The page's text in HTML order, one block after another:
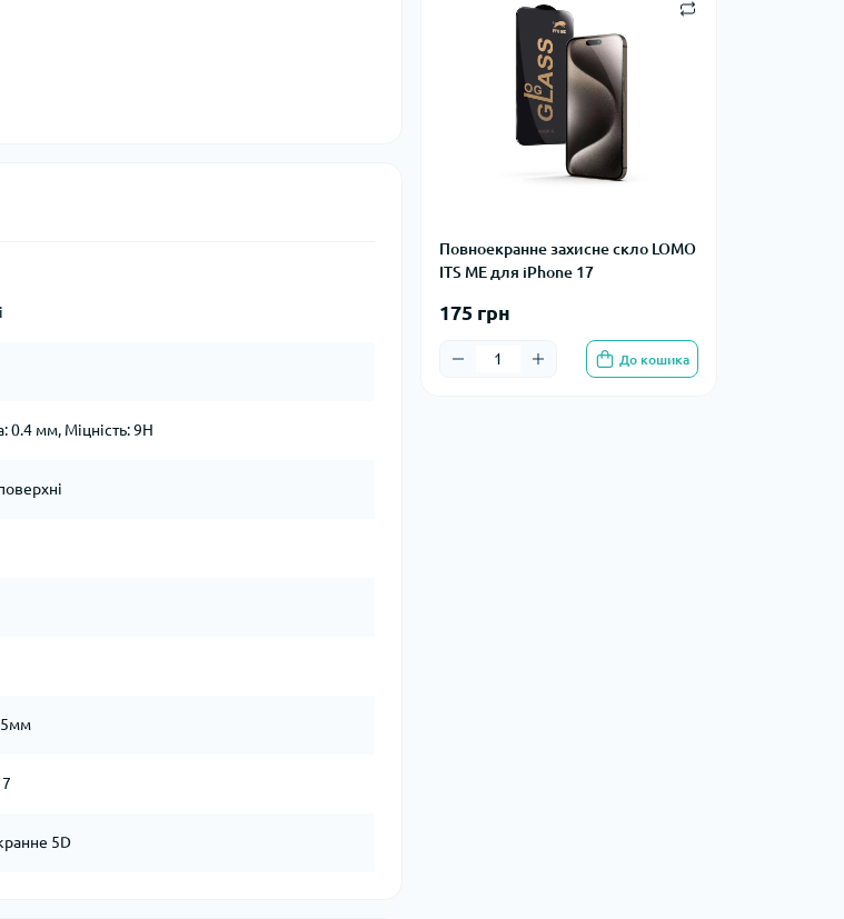
Повноекранне захисне скло LOMO
ITS ME для iPhone 17
175 грн
До кошика
0.4 мм, Міцність: 9H
5D